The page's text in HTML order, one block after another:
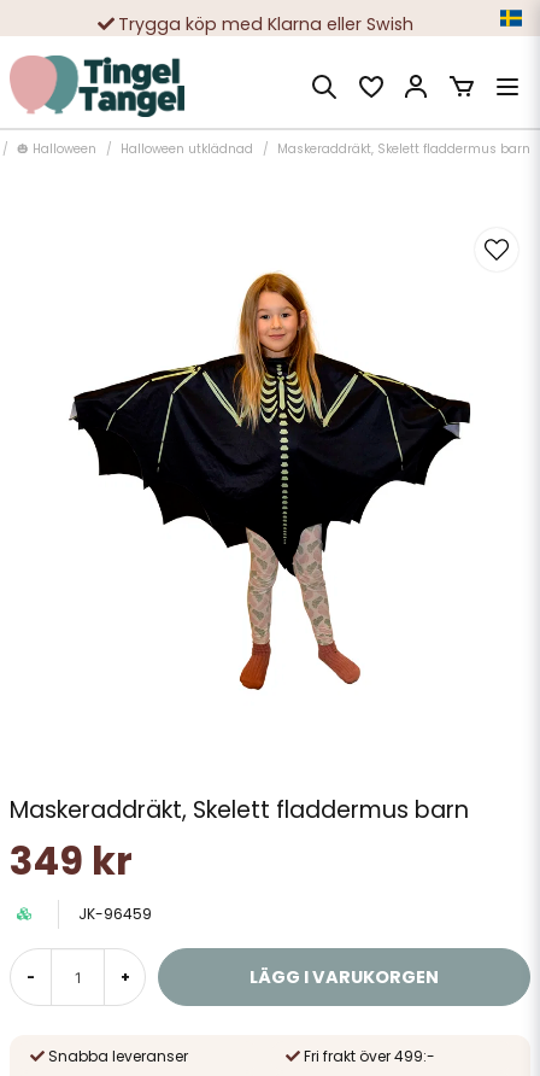
Trygga köp med Klarna eller Swish
10 000-tals nöjda kunder
🎃 Halloween Halloween utklädnad Maskeraddräkt, Skelett fladdermus barn
Maskeraddräkt, Skelett fladdermus barn
349 kr
JK-96459
- + LÄGG I VARUKORGEN
Snabba leveranser
Fri frakt över 499:-